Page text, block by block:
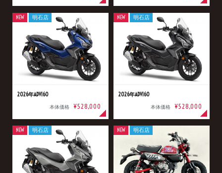
2026年ADV160
本体価格 ¥528,000
NEW 明石店
2026年ADV160
本体価格 ¥528,000
NEW 明石店
NEW 明石店 NEW 明石店